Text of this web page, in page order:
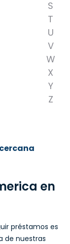
S
T
U
V
W
X
Y
Z
en
préstamos es
de nuestras